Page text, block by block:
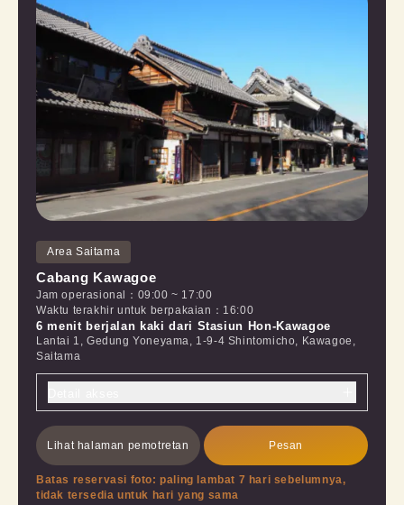
Area Saitama
Cabang Kawagoe
Jam operasional ： 09:00 ~ 17:00
Waktu terakhir untuk berpakaian ： 16:00
6 menit berjalan kaki dari Stasiun Hon-Kawagoe
Lantai 1, Gedung Yoneyama, 1-9-4 Shintomicho, Kawagoe,
Saitama
Lihat halaman pemotretan Pesan
Batas reservasi foto: paling lambat 7 hari sebelumnya,
tidak tersedia untuk hari yang sama